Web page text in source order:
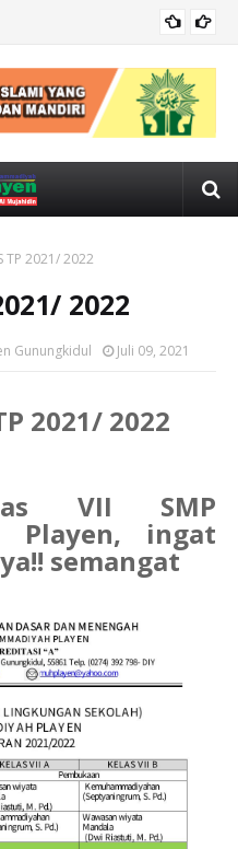
TP 2021/ 2022
2022
Gunungkidul Juli 09, 2021
2021/ 2022
VII SMP
Playen, ingat
semangat